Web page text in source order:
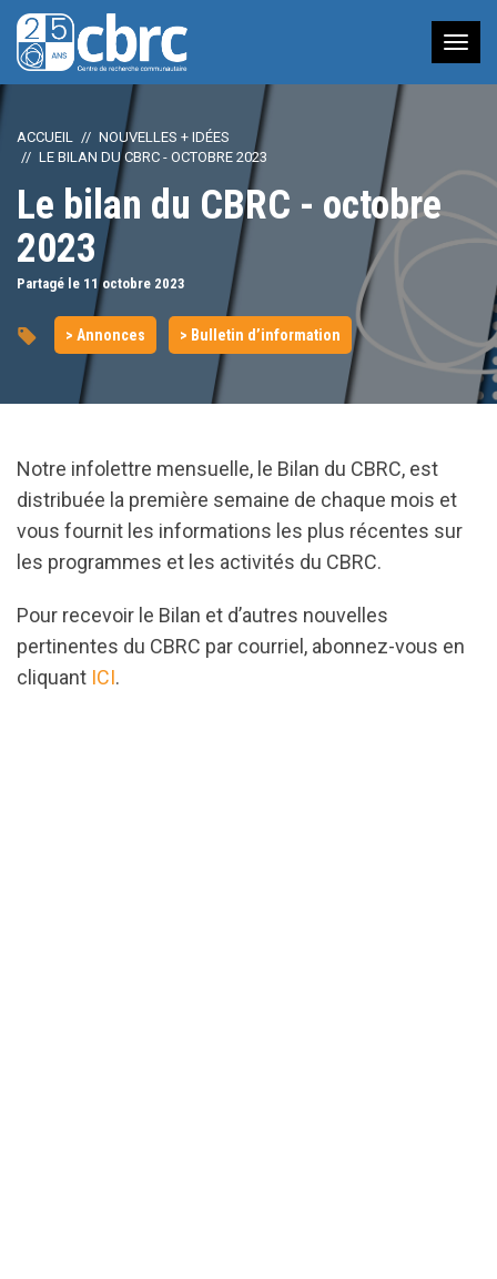
à
ACCUEIL
NOUVELLES + IDÉES
LE BILAN DU CBRC - OCTOBRE 2023
Le bilan du CBRC - octobre
2023
Partagé le 11octobre 2023
> Annonces > Bulletin d’information
Notre infolettre mensuelle, le Bilan du CBRC, est
distribuée la première semaine de chaque mois et
vous fournit les informations les plus récentes sur
les programmes et les activités du CBRC.
Pour recevoir le Bilan et d’autres nouvelles
pertinentes du CBRC par courriel, abonnez-vous en
cliquant ICI.